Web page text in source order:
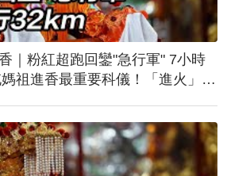
｜粉紅超跑回鑾"急行軍" 7小時
祖進香最重要科儀！「進火」儀